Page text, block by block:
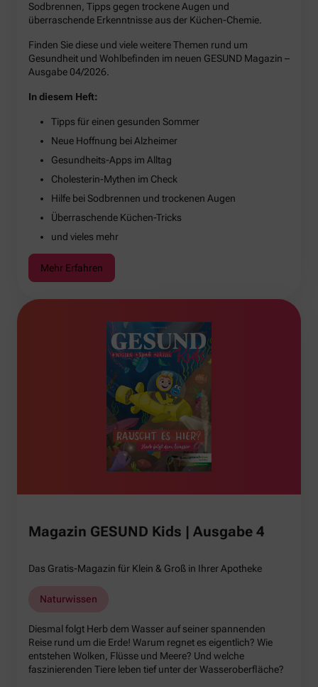
Sodbrennen, Tipps gegen trockene Augen und
überraschende Erkenntnisse aus der Küchen-Chemie.
Finden Sie diese und viele weitere Themen rund um
Gesundheit und Wohlbefinden im neuen GESUND Magazin –
Ausgabe 04/2026.
In diesem Heft:
Tipps für einen gesunden Sommer
Neue Hoffnung bei Alzheimer
Gesundheits-Apps im Alltag
Cholesterin-Mythen im Check
Hilfe bei Sodbrennen und trockenen Augen
Überraschende Küchen-Tricks
und vieles mehr
Mehr Erfahren
Magazin GESUND Kids | Ausgabe 4
Das Gratis-Magazin für Klein & Groß in Ihrer Apotheke
Naturwissen
Diesmal folgt Herb dem Wasser auf seiner spannenden
Reise rund um die Erde! Warum regnet es eigentlich? Wie
entstehen Wolken, Flüsse und Meere? Und welche
faszinierenden Tiere leben tief unter der Wasseroberfläche?